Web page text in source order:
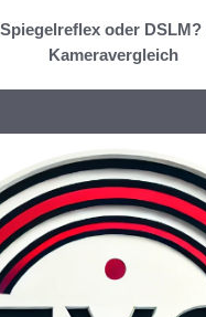
Spiegelreflex oder DSLM?
Kameravergleich